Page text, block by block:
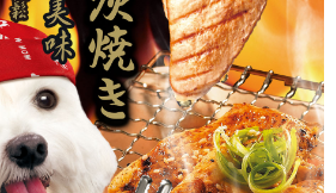
「大哥付你分期」於每月結算日後寄送繳費提
可選擇「超商條碼／台灣大直營門市／銀行轉
」等通路繳費。
份有限公司」（以下簡稱本公司）所提供，讓
購買商品或服務，並由商店將買賣／分期付款
依約使用本公司帳單繳交帳款。
流程】
先享後付」後，將跳轉至「AFTEE先享後付」
認金額後，即可完成結帳。
到繳費通知簡訊。
天內，點擊此簡訊中的連結，可透過四大超商／
進行付款，方視為交易完成。
不需立刻繳費，但若您需要取消訂單，請聯絡
意取消之訂單仍視為有效，需透過AFTEE先享
含以上)免運費
含以上)免運費